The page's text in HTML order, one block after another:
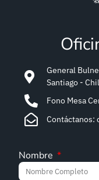
General
Santiago -
Fono Mesa
Contáctanos:
Nombre